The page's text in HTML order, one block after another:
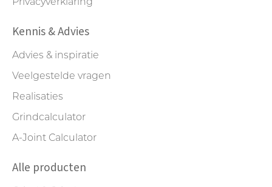
Privacyverklaring
Kennis & Advies
Advies & inspiratie
Veelgestelde vragen
Realisaties
Grindcalculator
A-Joint Calculator
Alle producten